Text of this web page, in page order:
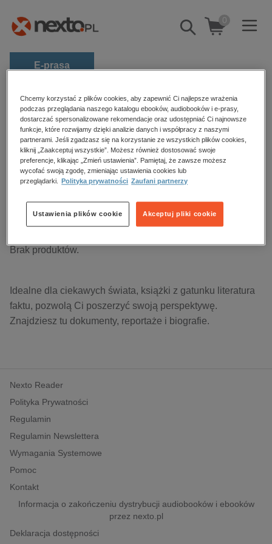
Pokaż/schowaj
wyszukiwarkę
0
E-prasa
Zobacz wszystkie E-prasa
budownictwo, aranżacja wnętrz
biznesowe, branżowe, gospodarka
darmowe wydania
dzienniki
edukacja
komputery, internet, technologie, informatyka
polityka, społeczno-informacyjne
psychologiczne
zdrowie
religie
Strona główna
audiobooki
Dokument, literatura faktu, reportaże, biografie
Dokument, literatura faktu,
reportaże, biografie – audiobooki
Idealne dla ciekawych świata, książki z gatunku literatura
faktu, pozwolą Ci poszerzyć swoją perspektywę.
Znajdziesz tu dokumenty, reportaże i biografie.
Brak produktów.
Nexto Reader
Polityka Prywatności
Regulamin
Regulamin Newslettera
Wymagania Systemowe
Pomoc
Kontakt
Informacja o zakończeniu dystrybucji audiobooków i ebooków
przez nexto.pl
Deklaracja dostępności
Chcemy korzystać z plików cookies, aby zapewnić Ci najlepsze wrażenia
podczas przeglądania naszego katalogu ebooków, audiobooków i e-prasy,
dostarczać spersonalizowane rekomendacje oraz udostępniać Ci najnowsze
funkcje, które rozwijamy dzięki analizie danych i współpracy z naszymi
partnerami. Jeśli zgadzasz się na korzystanie ze wszystkich plików cookies,
kliknij „Zaakceptuj wszystkie”. Możesz również dostosować swoje
preferencje, klikając „Zmień ustawienia”. Pamiętaj, że zawsze możesz
wycofać swoją zgodę, zmieniając ustawienia cookies lub
przeglądarki.
Polityka prywatności Zaufani partnerzy
Akceptuj pliki cookie
Ustawienia plików cookie